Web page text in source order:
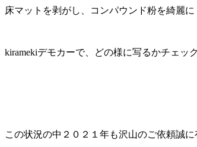
床マットを剥がし、コンパウンド粉を綺麗に
kiramekiデモカーで、どの様に写るかチェッ
この状況の中２０２１年も沢山のご依頼誠に